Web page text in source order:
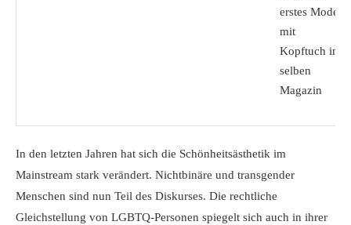
erstes Model
mit
Kopftuch im
selben
Magazin
In den letzten Jahren hat sich die Schönheitsästhetik im
Mainstream stark verändert. Nichtbinäre und transgender
Menschen sind nun Teil des Diskurses. Die rechtliche
Gleichstellung von LGBTQ-Personen spiegelt sich auch in ihrer